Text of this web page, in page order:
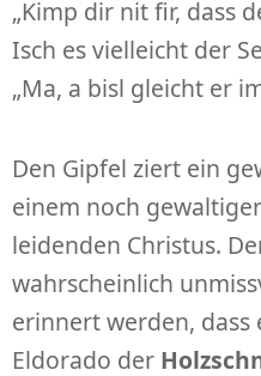
„Kimp dir nit fir, dass
Isch es vielleicht der
„Ma, a bisl gleicht er
Den Gipfel ziert ein
einem noch
leidenden Christus.
wahrscheinlich
erinnert werden, dass
Eldorado der